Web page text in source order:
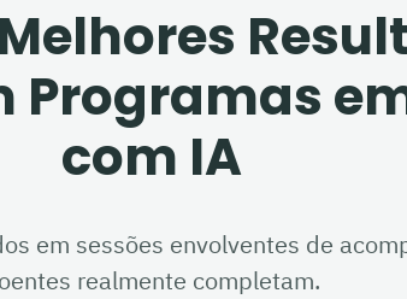
Programas
com IA
em sessões envolventes de
realmente completam.